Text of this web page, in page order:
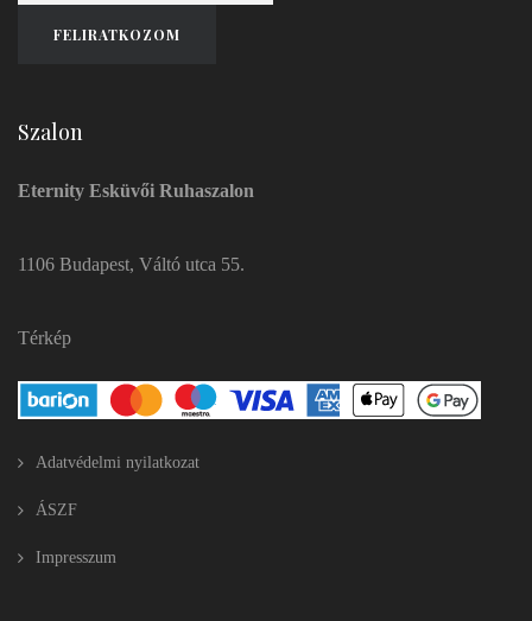
Szalon
Eternity Esküvői Ruhaszalon
1106 Budapest, Váltó utca 55.
Térkép
Adatvédelmi nyilatkozat
ÁSZF
Impresszum